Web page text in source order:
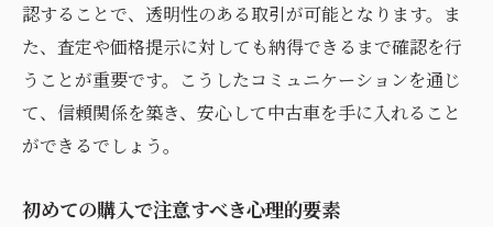
認することで、透明性のある取引が可能となります。ま
た、査定や価格提示に対しても納得できるまで確認を行
うことが重要です。こうしたコミュニケーションを通じ
て、信頼関係を築き、安心して中古車を手に入れること
ができるでしょう。
初めての購入で注意すべき心理的要素